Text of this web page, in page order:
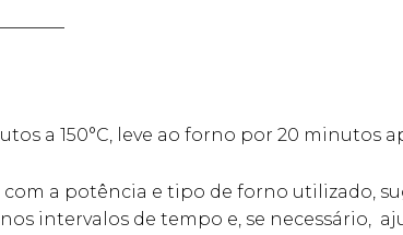
a 150°C, leve ao forno por 20 minutos
a potência e tipo de forno utilizado,
intervalos de tempo e, se necessário,